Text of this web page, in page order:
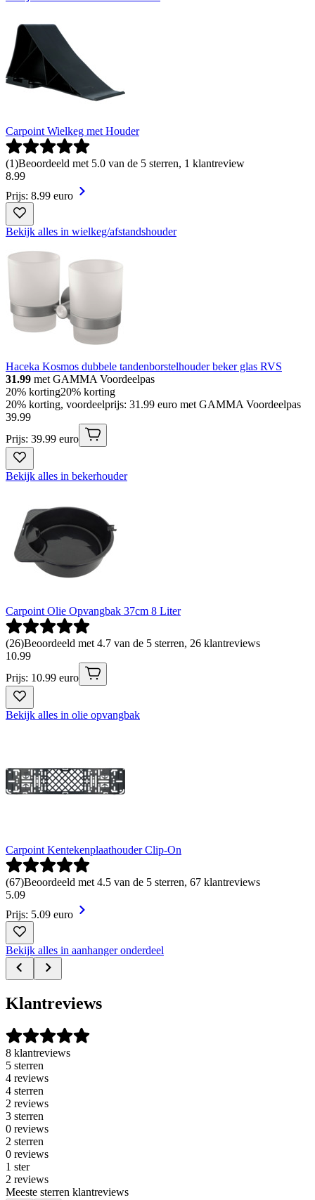
Carpoint Wielkeg met Houder
(1)Beoordeeld met 5.0 van de 5 sterren, 1 klantreview
8.99
Prijs: 8.99 euro
Bekijk alles in wielkeg/afstandshouder
Haceka Kosmos dubbele tandenborstelhouder beker glas RVS
31.99 met GAMMA Voordeelpas
20% korting20% korting
20% korting, voordeelprijs: 31.99 euro met GAMMA Voordeelpas
39.99
Prijs: 39.99 euro
Bekijk alles in bekerhouder
Carpoint Olie Opvangbak 37cm 8 Liter
(26)Beoordeeld met 4.7 van de 5 sterren, 26 klantreviews
10.99
Prijs: 10.99 euro
Bekijk alles in olie opvangbak
Carpoint Kentekenplaathouder Clip-On
(67)Beoordeeld met 4.5 van de 5 sterren, 67 klantreviews
5.09
Prijs: 5.09 euro
Bekijk alles in aanhanger onderdeel
Klantreviews
8 klantreviews
5 sterren
4 reviews
4 sterren
2 reviews
3 sterren
0 reviews
2 sterren
0 reviews
1 ster
2 reviews
Meeste sterren klantreviews